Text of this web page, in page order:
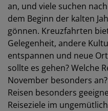
an, und viele suchen
dem Beginn der kalten
gönnen. Kreuzfahrten
Gelegenheit, andere
entspannen und neue
sollte es gehen? Welche
November besonders
Reisen besonders
Reiseziele im